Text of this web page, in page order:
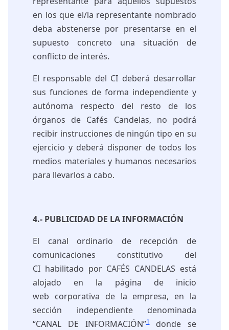
en los que el/la representante nombrado
deba abstenerse por presentarse en el
supuesto concreto una situación de
conflicto de interés.
El responsable del CI deberá desarrollar
sus funciones de forma independiente y
autónoma respecto del resto de los
órganos de Cafés Candelas, no podrá
recibir instrucciones de ningún tipo en su
ejercicio y deberá disponer de todos los
medios materiales y humanos necesarios
para llevarlos a cabo.
4.- PUBLICIDAD DE LA INFORMACIÓN
El canal ordinario de recepción de
comunicaciones constitutivo del
CI habilitado por CAFÉS CANDELAS está
alojado en la página de inicio
web corporativa de la empresa, en la
sección independiente denominada
“CANAL DE INFORMACIÓN”1donde se